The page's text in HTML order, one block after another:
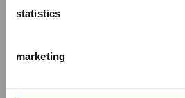
statistics
marketing